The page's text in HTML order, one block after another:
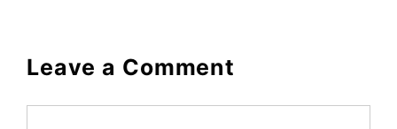
Leave a Comment